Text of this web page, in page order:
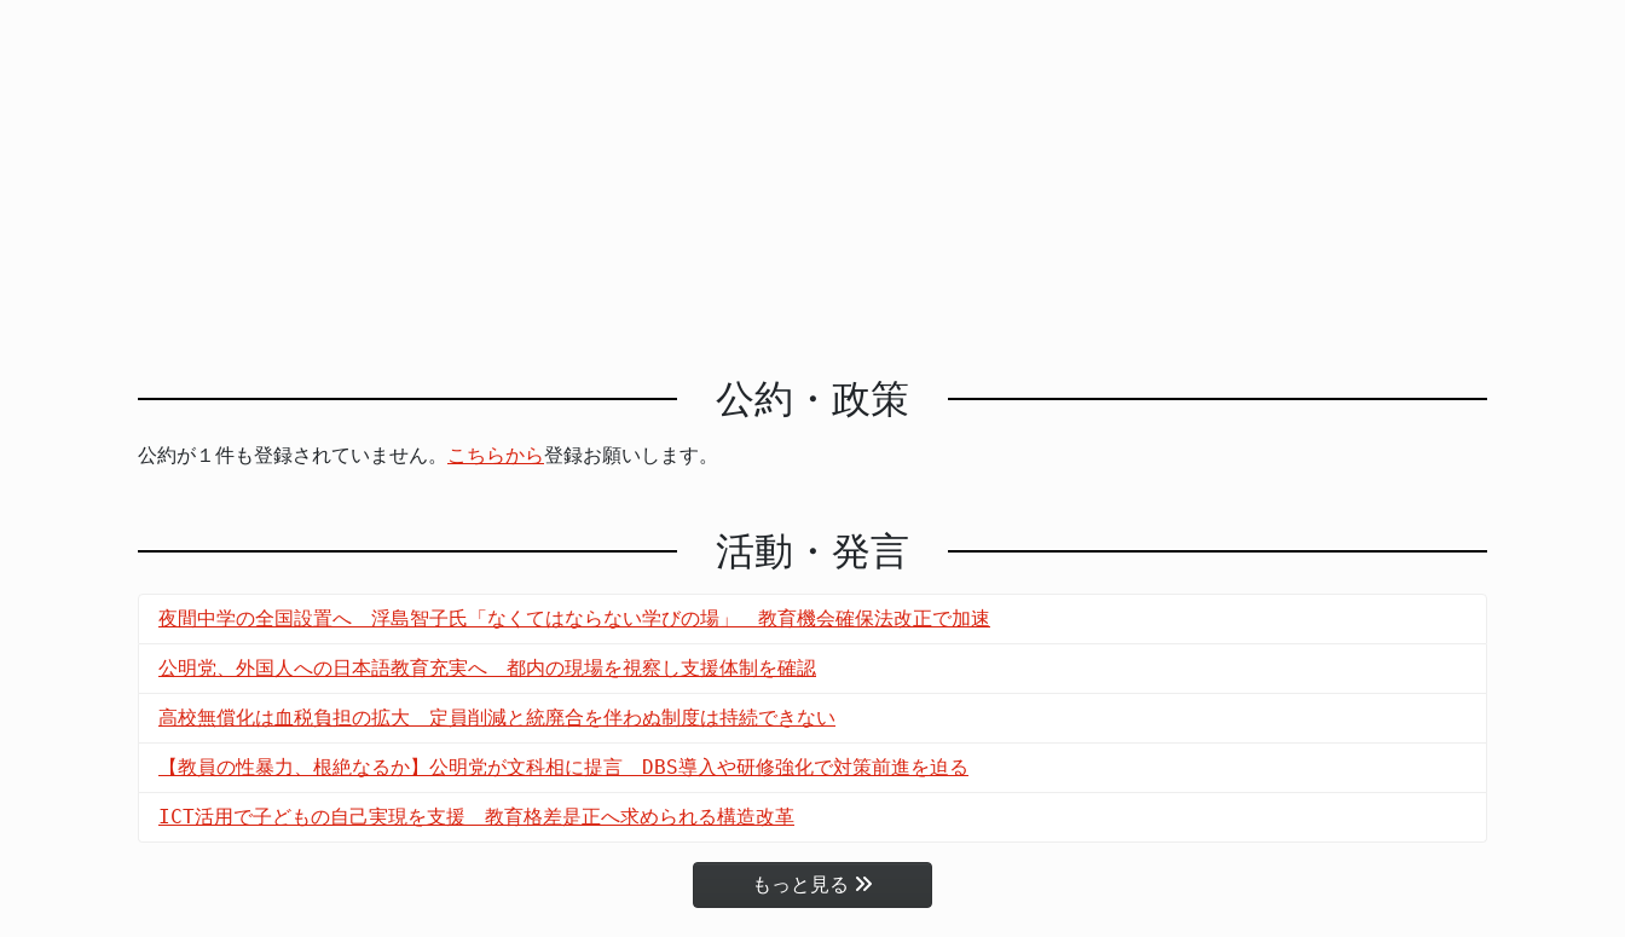
公約・政策
公約が１件も登録されていません。 こちらから登録お願いします。
活動・発言
夜間中学の全国設置へ 浮島智子氏「なくてはならない学びの場」 教育機会確保法改正で加速
公明党、外国人への日本語教育充実へ 都内の現場を視察し支援体制を確認
高校無償化は血税負担の拡大 定員削減と統廃合を伴わぬ制度は持続できない
【教員の性暴力、根絶なるか】公明党が文科相に提言 DBS導入や研修強化で対策前進を迫る
ICT活用で子どもの自己実現を支援 教育格差是正へ求められる構造改革
もっと見る